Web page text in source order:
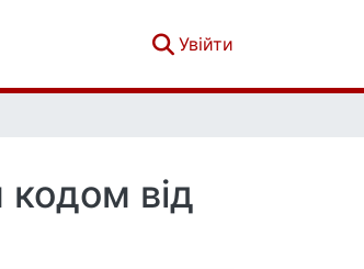
Увійти
кодом від